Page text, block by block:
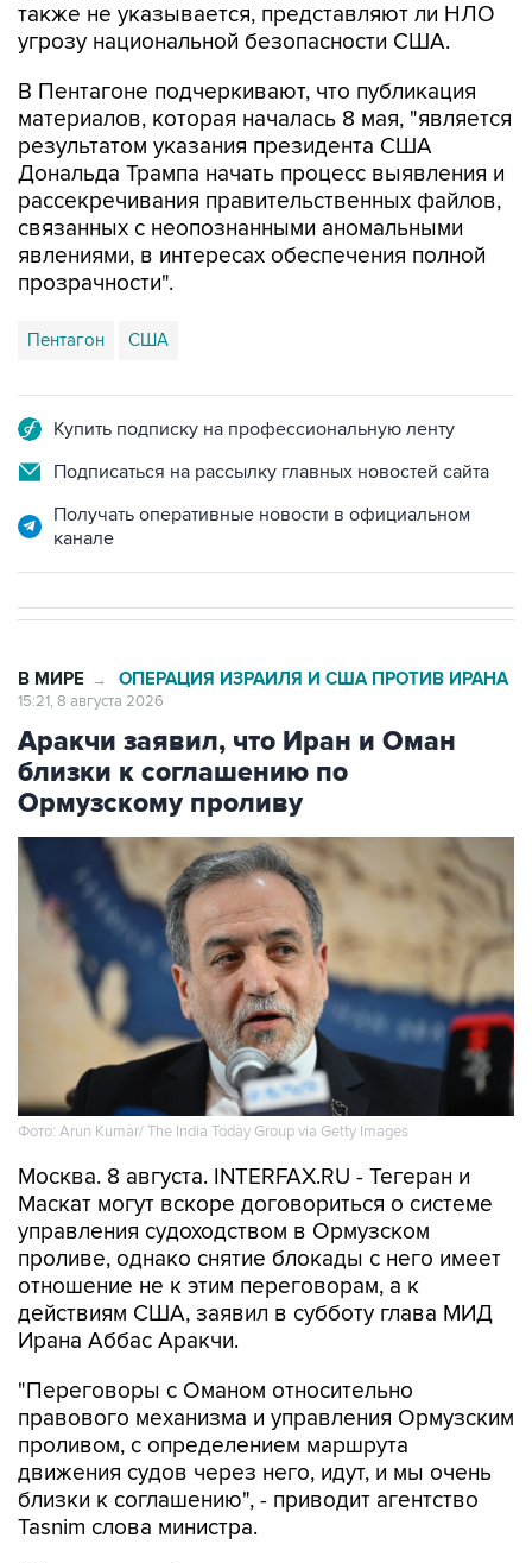
также не указывается, представляют ли НЛО
угрозу национальной безопасности США.
В Пентагоне подчеркивают, что публикация
материалов, которая началась 8 мая, "является
результатом указания президента США
Дональда Трампа начать процесс выявления и
рассекречивания правительственных файлов,
связанных с неопознанными аномальными
явлениями, в интересах обеспечения полной
прозрачности".
Пентагон США
Купить подписку на профессиональную ленту
Подписаться на рассылку главных новостей сайта
Получать оперативные новости в официальном
канале
В МИРЕ → ОПЕРАЦИЯ ИЗРАИЛЯ И США ПРОТИВ ИРАНА
15:21, 8 августа 2026
Аракчи заявил, что Иран и Оман
близки к соглашению по
Ормузскому проливу
Фото: Arun Kumar/ The India Today Group via Getty Images
Москва. 8 августа. INTERFAX.RU - Тегеран и
Маскат могут вскоре договориться о системе
управления судоходством в Ормузском
проливе, однако снятие блокады с него имеет
отношение не к этим переговорам, а к
действиям США, заявил в субботу глава МИД
Ирана Аббас Аракчи.
"Переговоры с Оманом относительно
правового механизма и управления Ормузским
проливом, с определением маршрута
движения судов через него, идут, и мы очень
близки к соглашению", - приводит агентство
Tasnim слова министра.